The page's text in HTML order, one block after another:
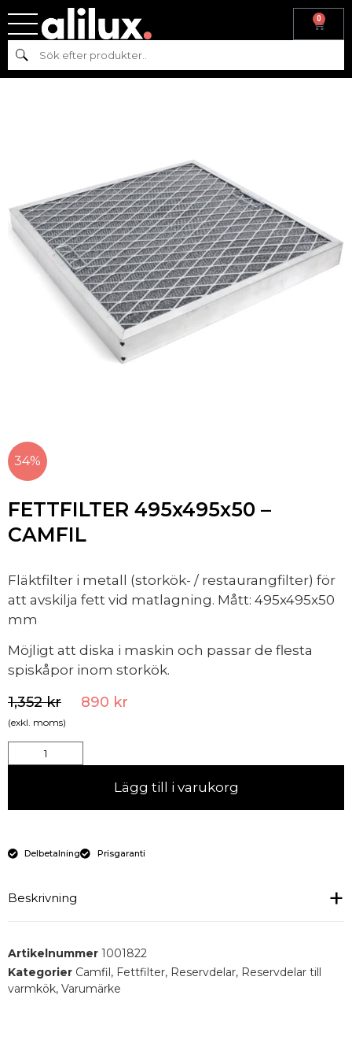
0
Sök
Hem
varmkök/ Fettfilter/ FETTFILTER 495x495x50 – CAMFIL
34%
FETTFILTER 495x495x50 –
CAMFIL
Fläktfilter i metall (storkök- / restaurangfilter) för
att avskilja fett vid matlagning. Mått: 495x495x50
mm
Möjligt att diska i maskin och passar de flesta
spiskåpor inom storkök.
1,352kr 890 kr
(exkl. moms)
Lägg till i varukorg
Delbetalning Prisgaranti
Beskrivning
Utvecklad för:Bl.a Restauranger, Cafeer, Bagerier,
stormarknader och matfabriker.
Typ:Stickat metallfilter med hög avskiljning av fett.
Artikelnummer 1001822
Kategorier Camfil , Fettfilter, Reservdelar, Reservdelar till
varmkök, Varumärke